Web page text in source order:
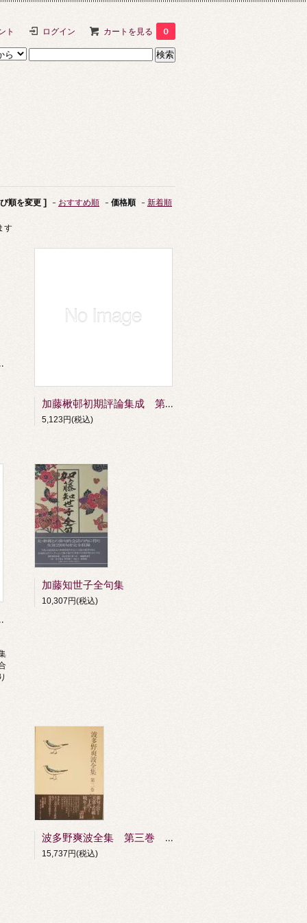
ト ログイン カートを見る 0
順を変更 ] - おすすめ順 - 価格順 - 新着順
す
品鑑賞・書評
加藤楸邨初期評論集成 第四巻 対談・座談
5,123円(税込)
集別巻）
加藤知世子全句集
10,307円(税込)
波多野爽波全集 第三巻 俳論・俳話篇 資料篇
15,737円(税込)